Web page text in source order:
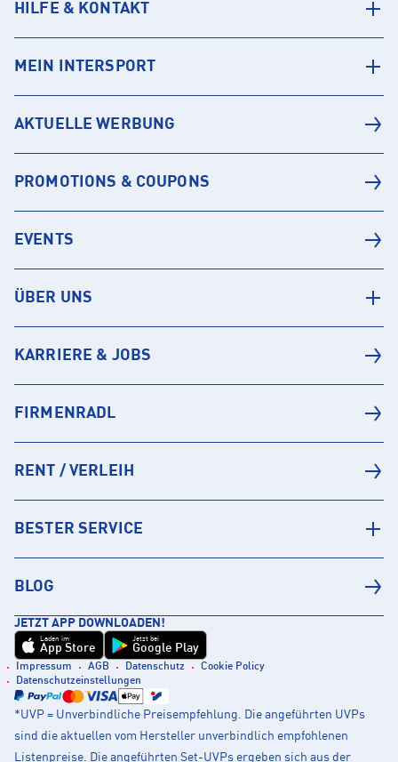
HILFE & KONTAKT
MEIN INTERSPORT
AKTUELLE WERBUNG
PROMOTIONS & COUPONS
EVENTS
ÜBER UNS
KARRIERE & JOBS
FIRMENRADL
RENT / VERLEIH
BESTER SERVICE
BLOG
JETZT APP DOWNLOADEN!
Laden im
App Store
Jetzt bei
Google Play
Impressum AGB Datenschutz
Cookie Policy
Datenschutzeinstellungen
*UVP = Unverbindliche Preisempfehlung. Die angeführten UVPs
sind die aktuellen vom Hersteller unverbindlich empfohlenen
Listenpreise. Die angeführten Set-UVPs ergeben sich aus der